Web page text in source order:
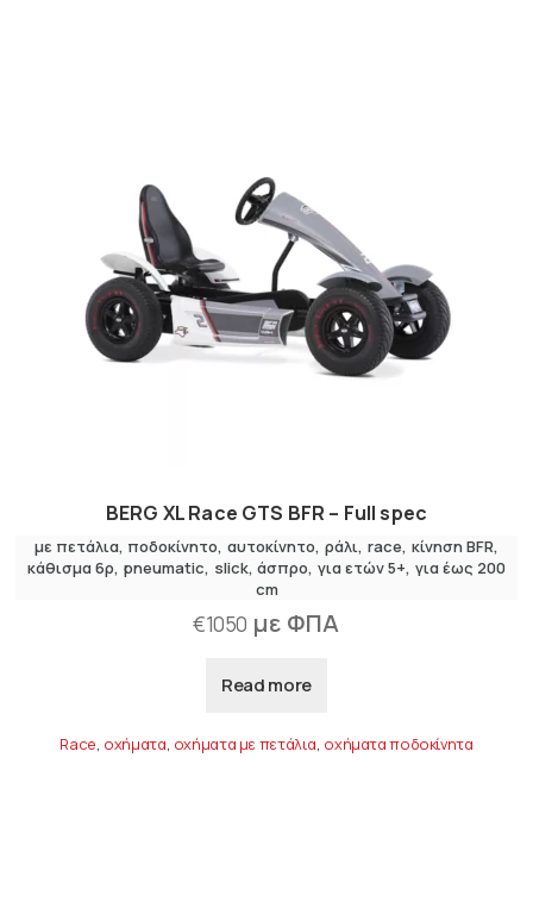
BERG XL Race GTS BFR – Full spec
με πετάλια, ποδοκίνητο αυτοκίνητο,ράλι race κίνηση BFR
κάθισμα 6ρ pneumatic slick άσπρο για ετών 5+ για έως 200
cm
€1050 με ΦΠΑ
Read more
Race, οχήματα, οχήματα με πετάλια, οχήματα ποδοκίνητα